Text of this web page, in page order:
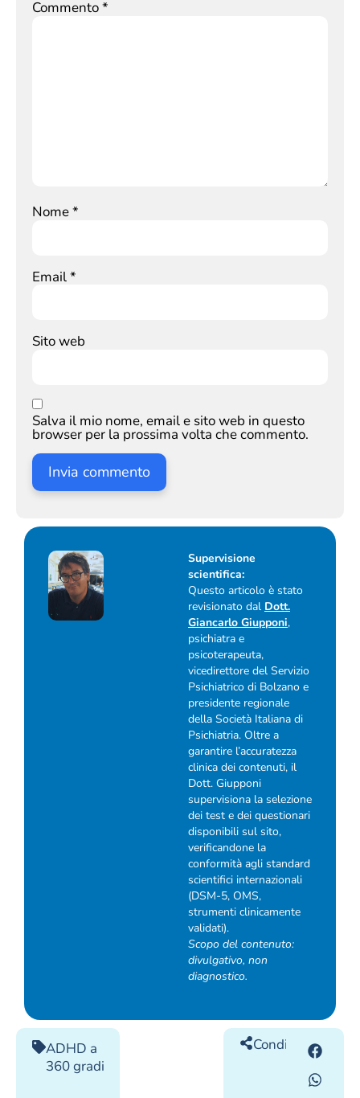
Commento*
Nome*
Email*
Sito web
Salva il mio nome, email e sito web in questo
browser per la prossima volta che commento.
Supervisione
scientifica:
Questo articolo è stato
revisionato dal Dott.
Giancarlo Giupponi,
psichiatra e
psicoterapeuta,
vicedirettore del Servizio
Psichiatrico di Bolzano e
presidente regionale
della Società Italiana di
Psichiatria. Oltre a
garantire l’accuratezza
clinica dei contenuti, il
Dott. Giupponi
supervisiona la selezione
dei test e dei questionari
disponibili sul sito,
verificandone la
conformità agli standard
scientifici internazionali
(DSM-5, OMS,
strumenti clinicamente
validati).
Scopo del contenuto:
divulgativo, non
diagnostico.
ADHD a
360 gradi
Condividilo